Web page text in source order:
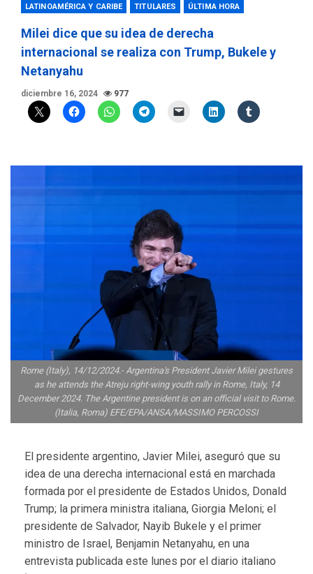
LATINOAMÉRICA Y CARIBE TITULARES ÚLTIMA HORA
Milei dice que su idea de derecha
internacional se realiza con Trump, Bukele y
Netanyahu
diciembre 16, 2024 977
Rome (Italy), 14/12/2024.- Argentina's President Javier Milei gestures
as he attends the Atreju right-wing youth rally in Rome, Italy, 14
December 2024. The Argentine president is on an official visit to Rome.
(Italia, Roma) EFE/EPA/ANSA/MASSIMO PERCOSSI
El presidente argentino, Javier Milei, aseguró que su
idea de una derecha internacional está en marchada
formada por el presidente de Estados Unidos, Donald
Trump; la primera ministra italiana, Giorgia Meloni; el
presidente de Salvador, Nayib Bukele y el primer
ministro de Israel, Benjamin Netanyahu, en una
entrevista publicada este lunes por el diario italiano